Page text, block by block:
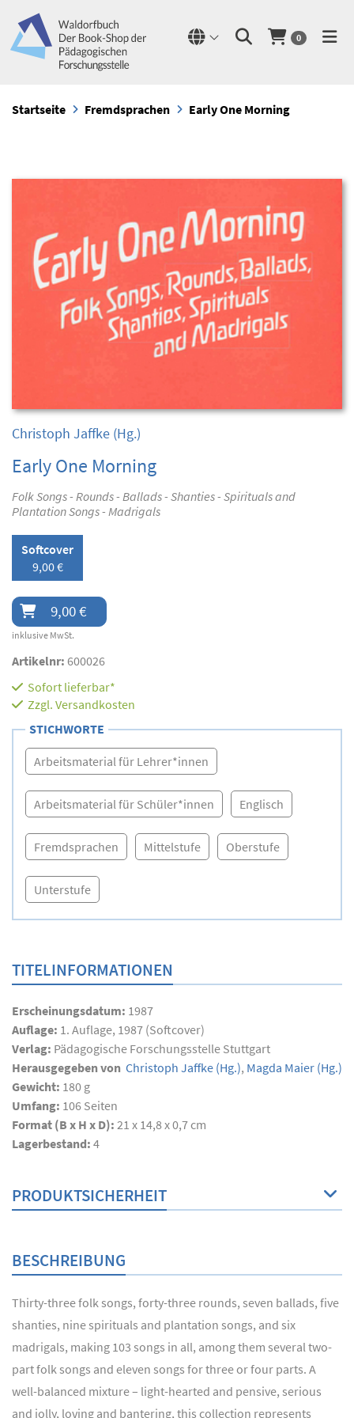
0
Startseite Fremdsprachen Early One Morning
Christoph Jaffke (Hg.)
Early One Morning
Folk Songs - Rounds - Ballads - Shanties - Spirituals and
Plantation Songs - Madrigals
Softcover
9,00 €
9,00 €
inklusive MwSt.
Artikelnr: 600026
Sofort lieferbar*
Zzgl. Versandkosten
STICHWORTE
Arbeitsmaterial für Lehrer*innen
Arbeitsmaterial für Schüler*innen Englisch
Fremdsprachen Mittelstufe Oberstufe
Unterstufe
TITELINFORMATIONEN
Erscheinungsdatum: 1987
Auflage: 1. Auflage, 1987 (Softcover)
Verlag: Pädagogische Forschungsstelle Stuttgart
Herausgegeben von Christoph Jaffke (Hg.), Magda Maier (Hg.)
Gewicht: 180 g
Umfang: 106 Seiten
Format (B x H x D): 21 x 14,8 x 0,7 cm
Lagerbestand: 4
PRODUKTSICHERHEIT
BESCHREIBUNG
Thirty-three folk songs, forty-three rounds, seven ballads, five
shanties, nine spirituals and plantation songs, and six
madrigals, making 103 songs in all, among them several two-
part folk songs and eleven songs for three or four parts. A
well-balanced mixture – light-hearted and pensive, serious
and jolly, loving and bantering, this collection represents